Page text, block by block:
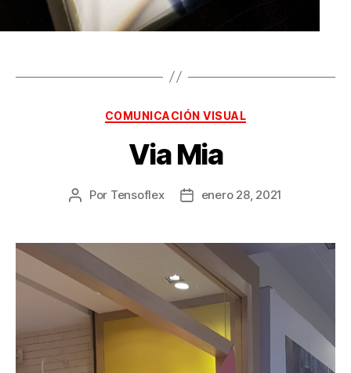
COMUNICACIÓN VISUAL
Via Mia
Por Tensoflex enero 28, 2021